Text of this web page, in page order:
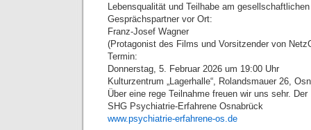
Lebensqualität und Teilhabe am
Gesprächspartner vor Ort:
Franz-Josef Wagner
(Protagonist des Films und Vorsitzender von
Termin:
Donnerstag, 5. Februar 2026 um 19:00 Uhr
Kulturzentrum „Lagerhalle“, Rolandsmauer 26,
Über eine rege Teilnahme freuen wir uns sehr.
SHG Psychiatrie-Erfahrene Osnabrück
www.psychiatrie-erfahrene-os.de